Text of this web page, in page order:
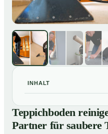
INHALT
01Teppichboden reinigen
Teppiche
Teppichboden
Partner für saubere